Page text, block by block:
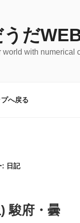
うだ
world with numerical
へ戻る
: 日記
駿府・曇